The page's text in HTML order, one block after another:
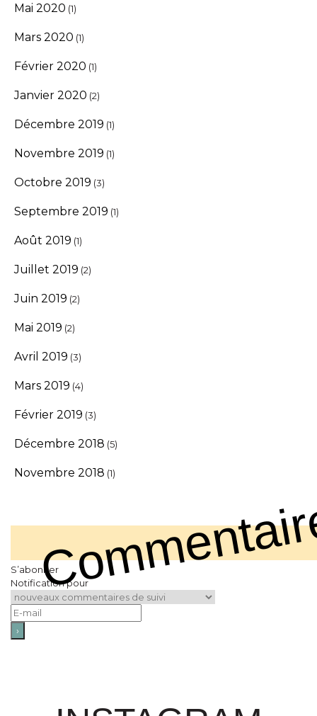
Mai 2020 (1)
Mars 2020 (1)
Février 2020 (1)
Janvier 2020 (2)
Décembre 2019 (1)
Novembre 2019 (1)
Octobre 2019 (3)
Septembre 2019 (1)
Août 2019 (1)
Juillet 2019 (2)
Juin 2019 (2)
Mai 2019 (2)
Avril 2019 (3)
Mars 2019 (4)
Février 2019 (3)
Décembre 2018 (5)
Novembre 2018 (1)
S’abonner
Notification pour